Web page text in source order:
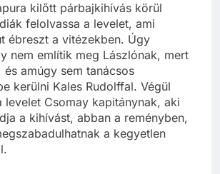
kilőtt párbajkihívás körül
felolvassa a levelet, ami
ébreszt a vitézekben. Úgy
nem említik meg Lászlónak, mert
amúgy sem tanácsos
kerülni Kales Rudolffal. Végül
levelet Csomay kapitánynak, aki
a kihívást, abban a reményben,
a kegyetlen